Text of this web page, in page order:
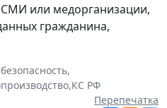
СМИ или медорганизации,
гражданина,
,
,КС РФ
Перепечатка